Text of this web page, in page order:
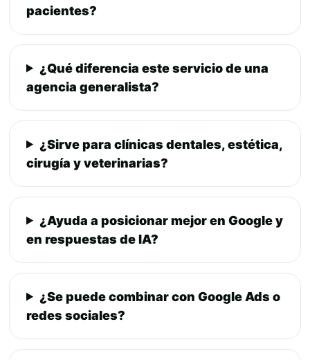
pacientes?
¿Qué diferencia este servicio de una
agencia generalista?
¿Sirve para clínicas dentales, estética,
cirugía y veterinarias?
¿Ayuda a posicionar mejor en Google y
en respuestas de IA?
¿Se puede combinar con Google Ads o
redes sociales?